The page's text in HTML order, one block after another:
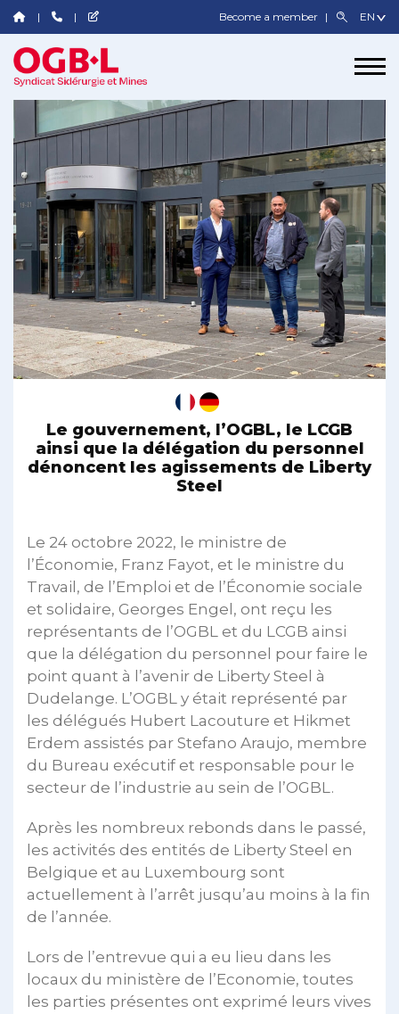
Become a member
Le gouvernement, l’OGBL, le LCGB
ainsi que la délégation du personnel
dénoncent les agissements de Liberty
Steel
Le 24 octobre 2022, le ministre de
l’Économie, Franz Fayot, et le ministre du
Travail, de l’Emploi et de l’Économie sociale
et solidaire, Georges Engel, ont reçu les
représentants de l’OGBL et du LCGB ainsi
que la délégation du personnel pour faire le
point quant à l’avenir de Liberty Steel à
Dudelange. L’OGBL y était représenté par
les délégués Hubert Lacouture et Hikmet
Erdem assistés par Stefano Araujo, membre
du Bureau exécutif et responsable pour le
secteur de l’industrie au sein de l’OGBL.
Après les nombreux rebonds dans le passé,
les activités des entités de Liberty Steel en
Belgique et au Luxembourg sont
actuellement à l’arrêt jusqu’au moins à la fin
de l’année.
Lors de l’entrevue qui a eu lieu dans les
locaux du ministère de l’Economie, toutes
les parties présentes ont exprimé leurs vives